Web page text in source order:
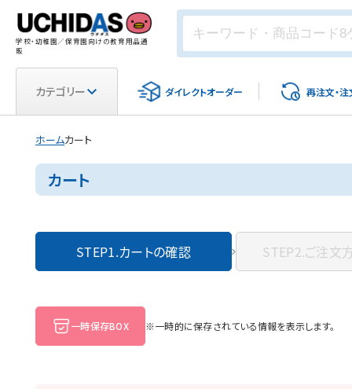
学校・幼稚園／保育園向けの教育用品通
販
カテゴリー ダイレクトオーダー 再注文・注
ホームカート
カート
STEP1.カートの確認 STEP2.ご注文
一時保存BOX ※一時的に保存されている情報を表示します。